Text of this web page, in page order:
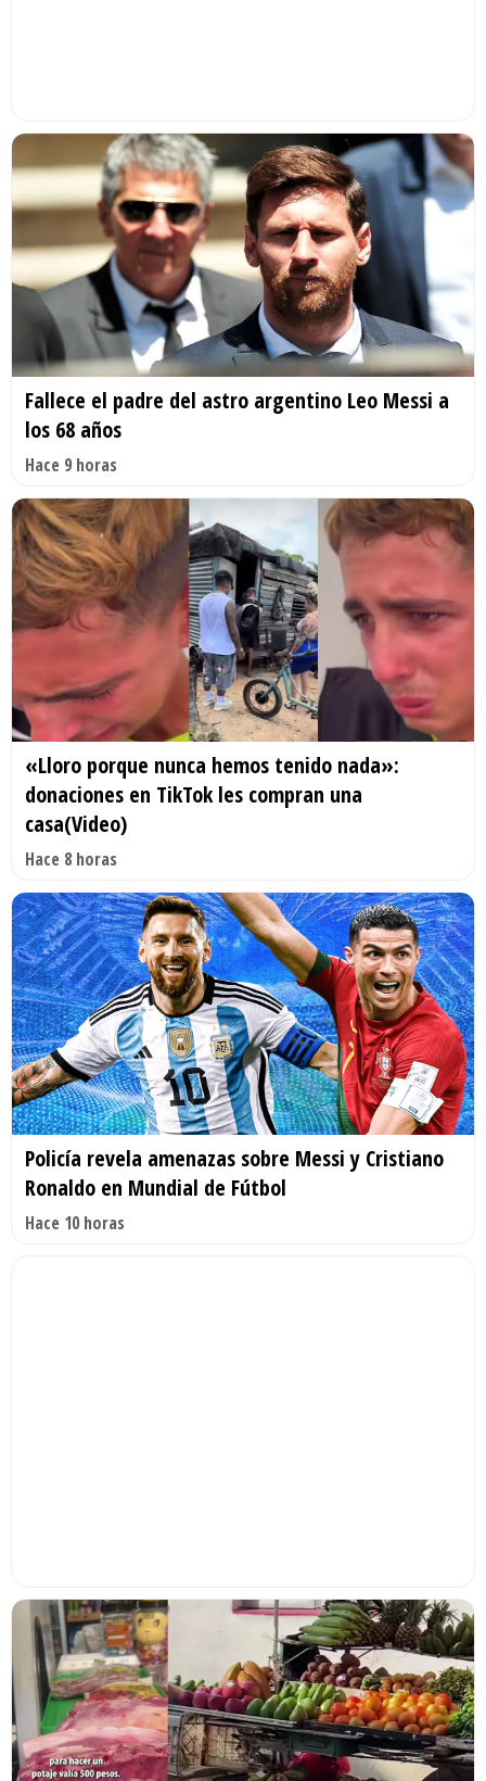
Fallece el padre del astro argentino Leo Messi a
los 68 años
Hace 9 horas
«Lloro porque nunca hemos tenido nada»:
donaciones en TikTok les compran una
casa(Video)
Hace 8 horas
Policía revela amenazas sobre Messi y Cristiano
Ronaldo en Mundial de Fútbol
Hace 10 horas